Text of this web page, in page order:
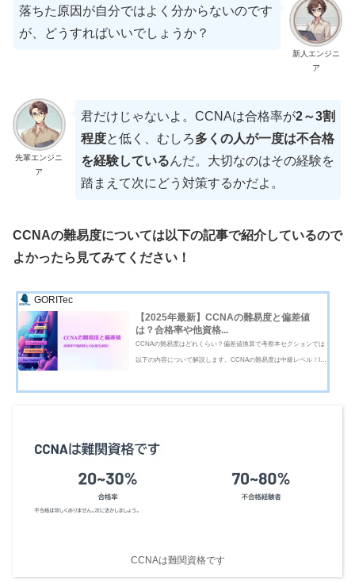
新人エンジニ
ア
落ちた原因が自分ではよく分からないのです
が、どうすればいいでしょうか？
先輩エンジニ
ア
君だけじゃないよ。CCNAは合格率が2～3割
程度と低く、むしろ多くの人が一度は不合格
を経験しているんだ。大切なのはその経験を
踏まえて次にどう対策するかだよ。
CCNAの難易度については以下の記事で紹介しているので
よかったら見てみてください！
GORITec
【2025年最新】CCNAの難易度と偏差値
は？合格率や他資格...
CCNAの難易度はどれくらい？偏差値換算で考察本セクションでは
以下の内容について解説します。CCNAの難易度は中級レベル！IT
け）CCNAの難易度を偏差値換算すると？（大学受験との比較）ま
CCNAは難関資格です